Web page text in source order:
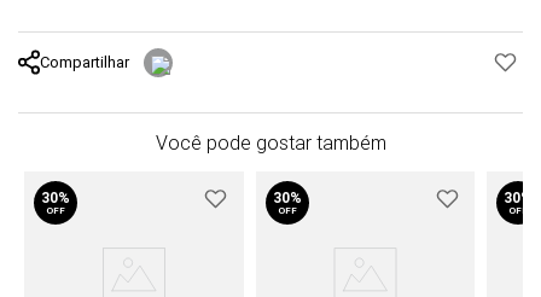
Compartilhar
Você pode gostar também
30%
OFF
30%
OFF
30%
OFF